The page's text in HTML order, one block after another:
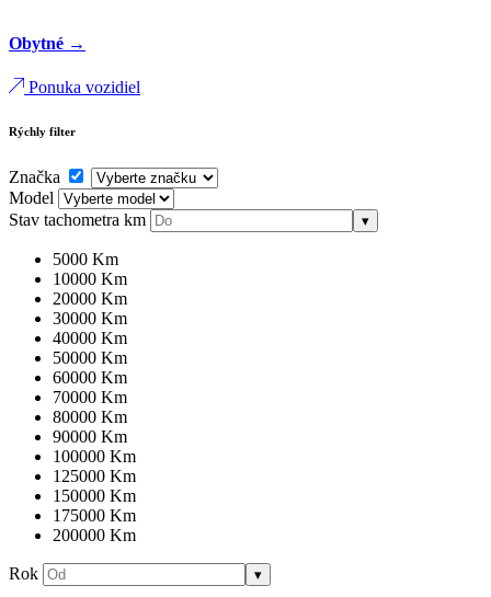
Obytné →
Ponuka vozidiel
Rýchly filter
Značka
Model
Stav tachometra km ▾
5000 Km
10000 Km
20000 Km
30000 Km
40000 Km
50000 Km
60000 Km
70000 Km
80000 Km
90000 Km
100000 Km
125000 Km
150000 Km
175000 Km
200000 Km
Rok ▾